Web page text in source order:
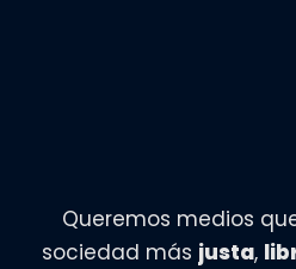
Queremos medios
sociedad más justa,